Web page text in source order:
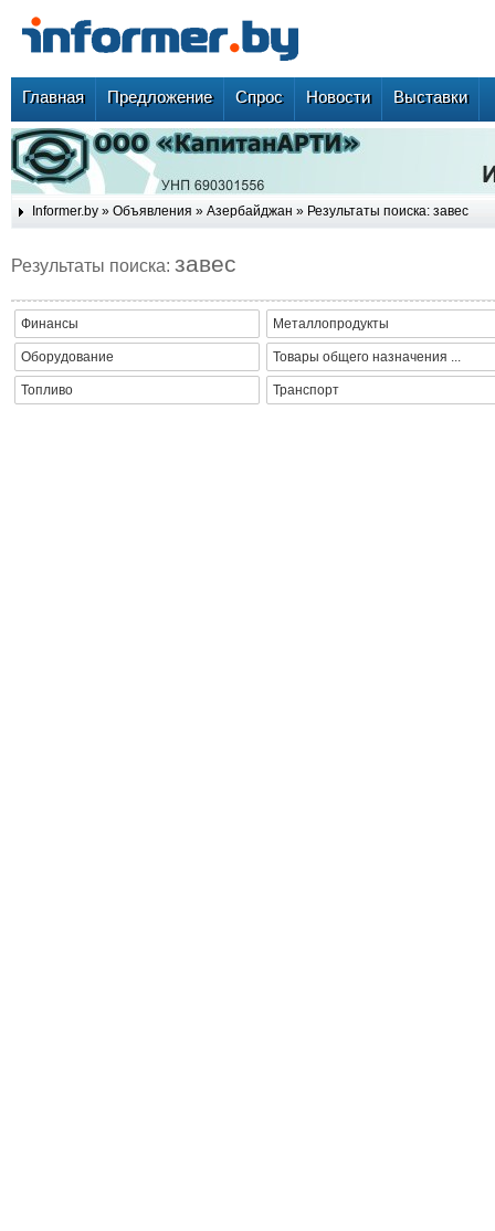
Главная Предложение Спрос Новости Выставки
Informer.by » Объявления » Азербайджан » Результаты поиска: завес
Результаты поиска: завес
Финансы Металлопродукты
Оборудование Товары общего назначения ...
Топливо Транспорт